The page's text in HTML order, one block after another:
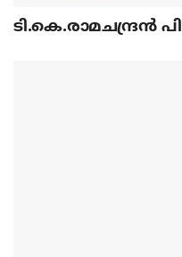
ടി.കെ.രാമചന്ദ്രന്‍